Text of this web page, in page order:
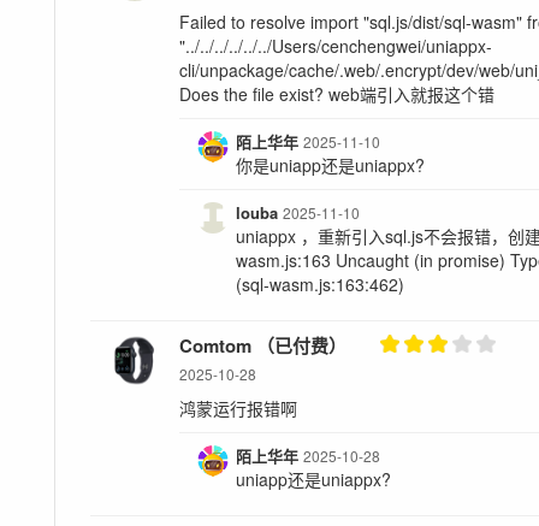
Failed to resolve import "sql.js/dist/sql-wasm"
"../../../../../../Users/cenchengwei/uniappx-
cli/unpackage/cache/.web/.encrypt/dev/web/
Does the file exist? web端引入就报这个错
陌上华年2025-11-10
你是uniapp还是uniappx?
louba2025-11-10
uniappx ，重新引入sql.js不会报错，创
wasm.js:163 Uncaught (in promise)
(sql-wasm.js:163:462)
Comtom （已付费）
2025-10-28
鸿蒙运行报错啊
陌上华年2025-10-28
uniapp还是uniappx?